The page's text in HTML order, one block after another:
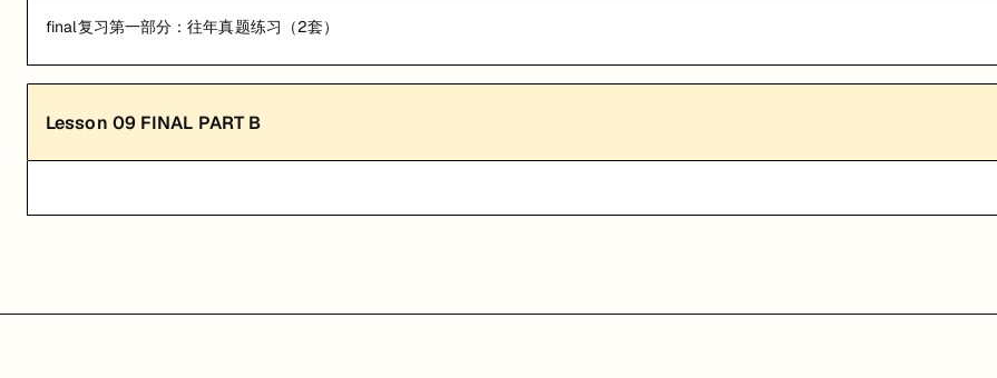
final复习第一部分：往年真题练习（2套）
Lesson 09 FINAL PART B